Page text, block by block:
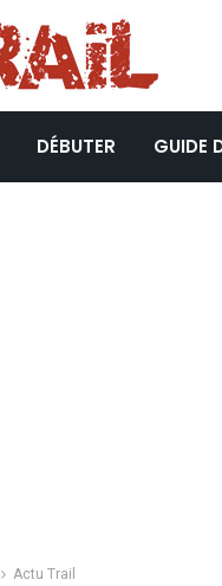
DÉBUTER GUIDE
Actu Trail